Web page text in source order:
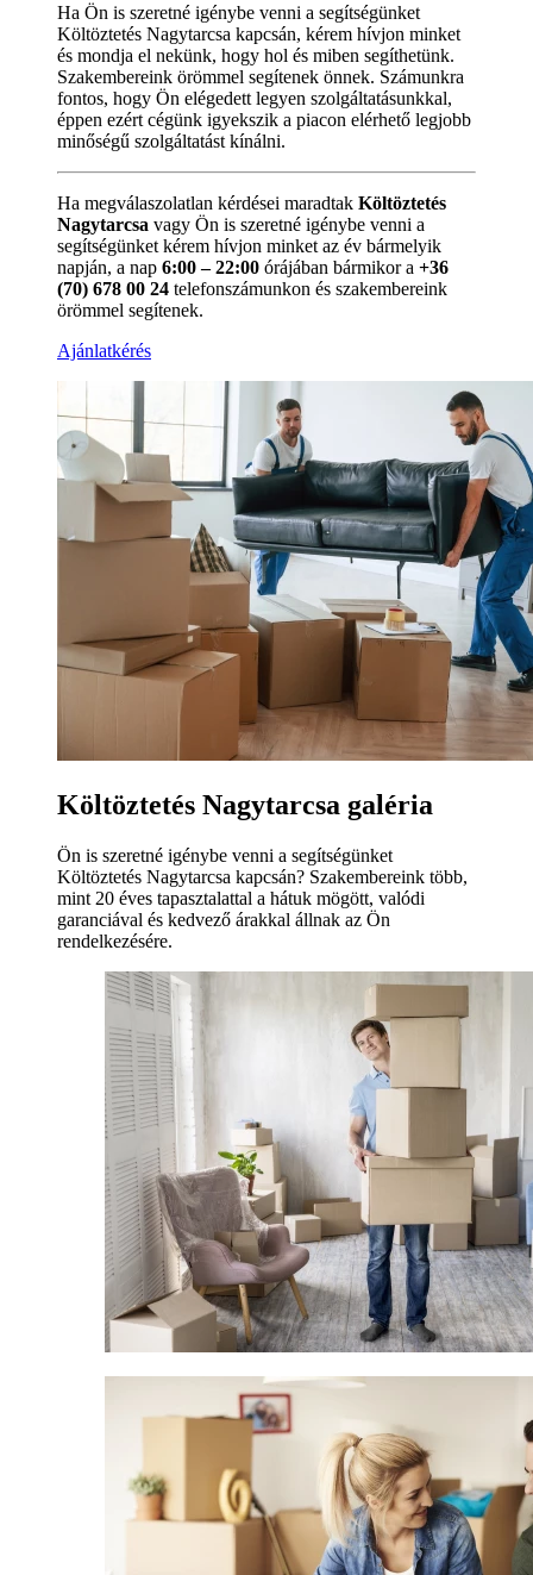
Ha Ön is szeretné igénybe venni a segítségünket
Költöztetés Nagytarcsa kapcsán, kérem hívjon minket
és mondja el nekünk, hogy hol és miben segíthetünk.
Szakembereink örömmel segítenek önnek. Számunkra
fontos, hogy Ön elégedett legyen szolgáltatásunkkal,
éppen ezért cégünk igyekszik a piacon elérhető legjobb
minőségű szolgáltatást kínálni.
Ha megválaszolatlan kérdései maradtak Költöztetés
Nagytarcsa vagy Ön is szeretné igénybe venni a
segítségünket kérem hívjon minket az év bármelyik
napján, a nap 6:00 – 22:00 órájában bármikor a +36
(70) 678 00 24 telefonszámunkon és szakembereink
örömmel segítenek.
Ajánlatkérés
Költöztetés Nagytarcsa galéria
Ön is szeretné igénybe venni a segítségünket
Költöztetés Nagytarcsa kapcsán? Szakembereink több,
mint 20 éves tapasztalattal a hátuk mögött, valódi
garanciával és kedvező árakkal állnak az Ön
rendelkezésére.